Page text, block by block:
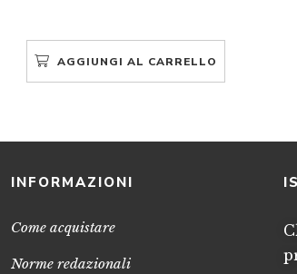
AGGIUNGI AL CARRELLO
INFORMAZIONI
Come acquistare
Norme redazionali